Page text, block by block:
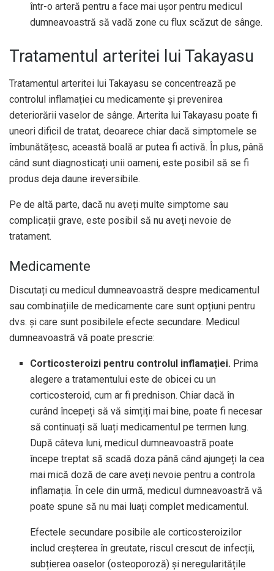
într-o arteră pentru a face mai ușor pentru medicul
dumneavoastră să vadă zone cu flux scăzut de sânge.
Tratamentul arteritei lui Takayasu
Tratamentul arteritei lui Takayasu se concentrează pe
controlul inflamației cu medicamente și prevenirea
deteriorării vaselor de sânge. Arterita lui Takayasu poate fi
uneori dificil de tratat, deoarece chiar dacă simptomele se
îmbunătățesc, această boală ar putea fi activă. În plus, până
când sunt diagnosticați unii oameni, este posibil să se fi
produs deja daune ireversibile.
Pe de altă parte, dacă nu aveți multe simptome sau
complicații grave, este posibil să nu aveți nevoie de
tratament.
Medicamente
Discutați cu medicul dumneavoastră despre medicamentul
sau combinațiile de medicamente care sunt opțiuni pentru
dvs. și care sunt posibilele efecte secundare. Medicul
dumneavoastră vă poate prescrie:
Corticosteroizi pentru controlul inflamației. Prima
alegere a tratamentului este de obicei cu un
corticosteroid, cum ar fi prednison. Chiar dacă în
curând începeți să vă simțiți mai bine, poate fi necesar
să continuați să luați medicamentul pe termen lung.
După câteva luni, medicul dumneavoastră poate
începe treptat să scadă doza până când ajungeți la cea
mai mică doză de care aveți nevoie pentru a controla
inflamația. În cele din urmă, medicul dumneavoastră vă
poate spune să nu mai luați complet medicamentul.
Efectele secundare posibile ale corticosteroizilor
includ creșterea în greutate, riscul crescut de infecții,
subțierea oaselor (osteoporoză) și neregularitățile